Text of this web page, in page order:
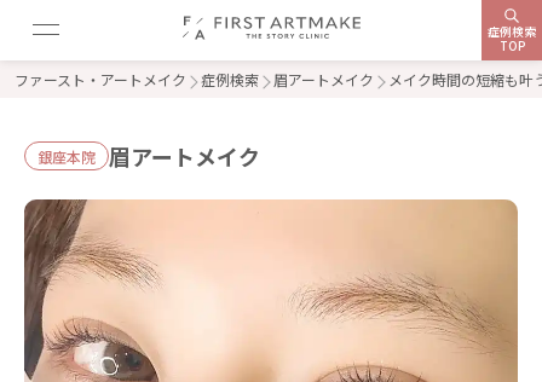
症例検索
TOP
ファースト・アートメイク 症例検索 眉アートメイク メイク時間の短縮も
銀座本院 眉アートメイク